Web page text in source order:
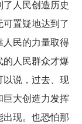
人民创造历史
置疑地达到了
人民的力量取得
的人民群众才爆
以说，过去、现
巨大创造力发挥
出现。也恐怕那